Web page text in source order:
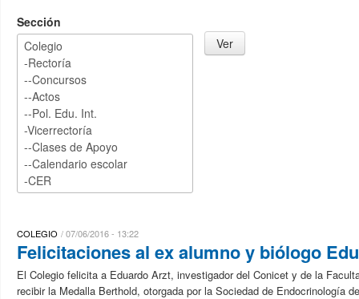
Sección
COLEGIO 07/06/2016 - 13:22
Felicitaciones al ex alumno y biólogo
El Colegio felicita a Eduardo Arzt, investigador del Conicet y de la
recibir la Medalla Berthold, otorgada por la Sociedad de Endocrinología